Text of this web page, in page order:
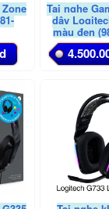
Tai nghe
dây
màu đen